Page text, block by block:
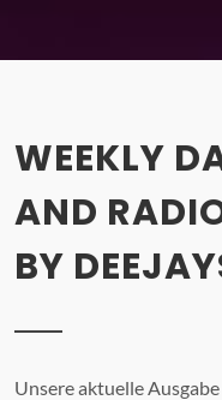
WEEKLY
AND
BY
Unsere aktuelle